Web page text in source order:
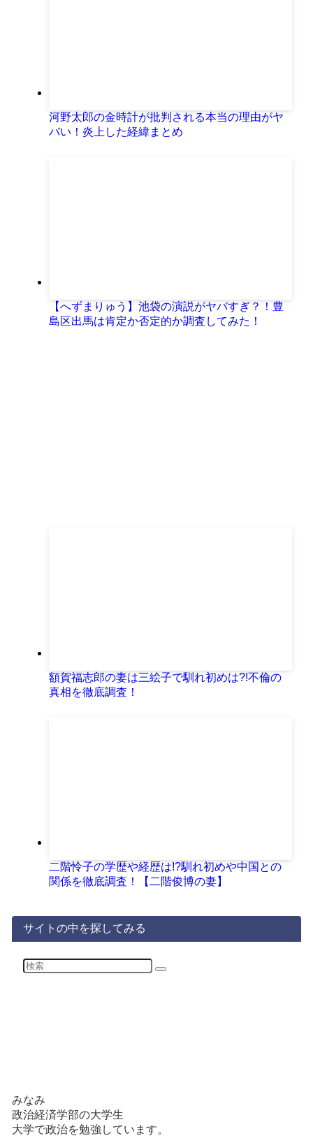
河野太郎の金時計が批判される本当の理由がヤ
バい！炎上した経緯まとめ
【へずまりゅう】池袋の演説がヤバすぎ？！豊
島区出馬は肯定か否定的か調査してみた！
額賀福志郎の妻は三絵子で馴れ初めは?!不倫の
真相を徹底調査！
二階怜子の学歴や経歴は!?馴れ初めや中国との
関係を徹底調査！【二階俊博の妻】
サイトの中を探してみる
みなみ
政治経済学部の大学生
大学で政治を勉強しています。